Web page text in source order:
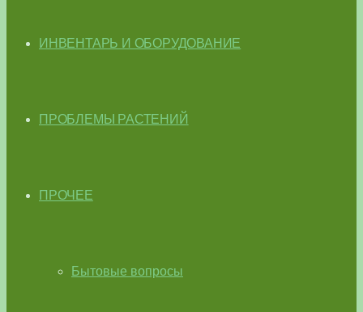
ИНВЕНТАРЬ И ОБОРУДОВАНИЕ
ПРОБЛЕМЫ РАСТЕНИЙ
ПРОЧЕЕ
Бытовые вопросы